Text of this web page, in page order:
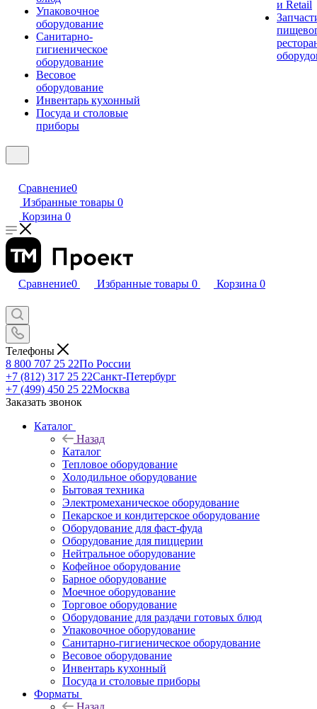
Упаковочное
оборудование
Санитарно-
гигиеническое
оборудование
Весовое
оборудование
Инвентарь кухонный
Посуда и столовые
приборы
и Retail
Сравнение0
Избранные товары 0
Корзина 0
Сравнение0 Избранные товары 0 Корзина 0
Телефоны
8 800 707 25 22По России
+7 (812) 317 25 22Санкт-Петербург
+7 (499) 450 25 22Москва
Заказать звонок
Каталог
Назад
Каталог
Тепловое оборудование
Холодильное оборудование
Бытовая техника
Электромеханическое оборудование
Пекарское и кондитерское оборудование
Оборудование для фаст-фуда
Оборудование для пиццерии
Нейтральное оборудование
Кофейное оборудование
Барное оборудование
Моечное оборудование
Торговое оборудование
Оборудование для раздачи готовых блюд
Упаковочное оборудование
Санитарно-гигиеническое оборудование
Весовое оборудование
Инвентарь кухонный
Посуда и столовые приборы
Форматы
Назад